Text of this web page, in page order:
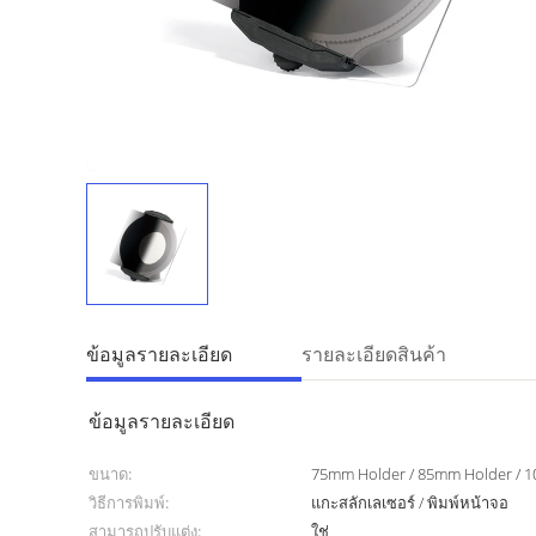
ข้อมูลรายละเอียด รายละเอียดสินค้า
ข้อมูลรายละเอียด
ขนาด:
75mm Holder / 85mm Holder /
วิธีการพิมพ์:
แกะสลักเลเซอร์ / พิมพ์หน้าจอ
สามารถปรับแต่ง:
ใช่